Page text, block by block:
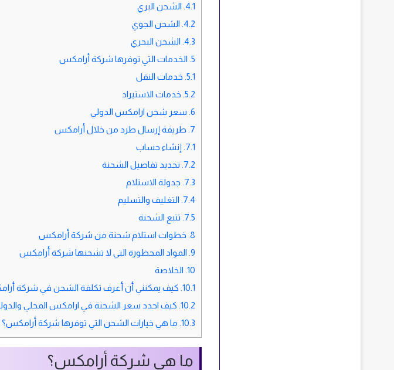
4.1. الشحن البري
4.2. الشحن الجوي
4.3. الشحن البحري
5. الخدمات التي توفرها شركة أرامكس
5.1. خدمات النقل
5.2. خدمات الاستيراد
6. سعر شحن ارامكس الدولي
7. طريقة إرسال طرد من خلال أرامكس
7.1. إنشاء حساب
7.2. تحديد تفاصيل الشحنة
7.3. جدولة الاستلام
7.4. التغليف والتسليم
7.5. تتبع الشحنة
8. خطوات استلام شحنة من شركة أرامكس
9. المواد المحظورة التي لا تشحنها شركة أرامكس
10. الخلاصة
10.1. كيف يمكنني أن أعرف تكلفة الشحن في شركة
10.2. كيف احدد سعر الشحنة في ارامكس المحلي
10.3. ما هي خيارات الشحن التي توفرها شركة أرامكس؟
ما هي شركة أرامكس؟